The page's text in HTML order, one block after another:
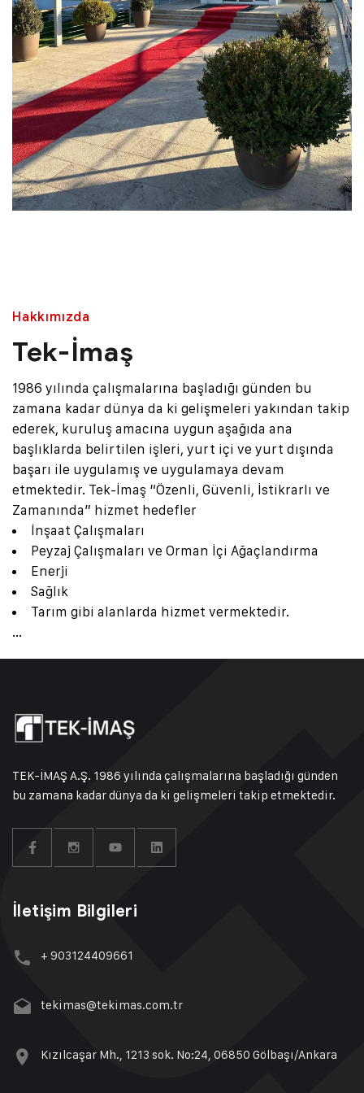
Hakkımızda
Tek-İmaş
1986 yılında çalışmalarına başladığı günden bu
zamana kadar dünya da ki gelişmeleri yakından takip
ederek, kuruluş amacına uygun aşağıda ana
başlıklarda belirtilen işleri, yurt içi ve yurt dışında
başarı ile uygulamış ve uygulamaya devam
etmektedir. Tek-İmaş “Özenli, Güvenli, İstikrarlı ve
Zamanında” hizmet hedefler
İnşaat Çalışmaları
Peyzaj Çalışmaları ve Orman İçi Ağaçlandırma
Enerji
Sağlık
Tarım gibi alanlarda hizmet vermektedir.
...
TEK-İMAŞ A.Ş. 1986 yılında çalışmalarına başladığı günden
bu zamana kadar dünya da ki gelişmeleri takip etmektedir.
İletişim Bilgileri
+ 903124409661
tekimas@tekimas.com.tr
Kızılcaşar Mh., 1213 sok. No:24, 06850 Gölbaşı/Ankara